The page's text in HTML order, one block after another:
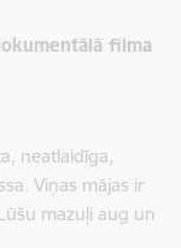
filma
neatlaidīga,
Viņas mājas ir
mazuļi aug un